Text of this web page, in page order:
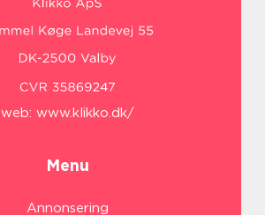
web: www.klikko.dk/
Menu
Annonsering